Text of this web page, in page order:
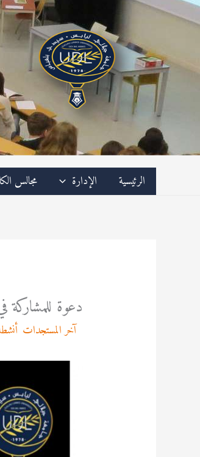
تخطي
إلى
الرئيسية الإدارة مجالس
دعوة للمشاركة
/آخر المستجدات ,